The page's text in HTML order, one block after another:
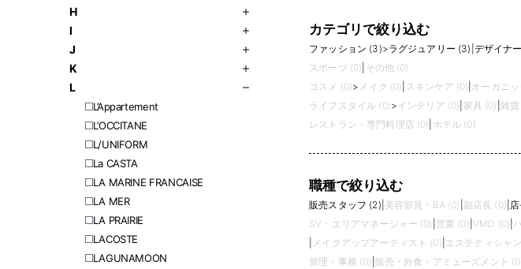
H
I
J
K
L
L’Appartement
L’OCCITANE
L/UNIFORM
La CASTA
LA MARINE FRANCAISE
LA MER
LA PRAIRIE
LACOSTE
LAGUNAMOON
カテゴリで絞り込む
ファッション (3)>ラグジュアリー (3) デザイナ
スポーツ (0) その他 (0)
コスメ (0)> メイク (0) スキンケア (0) オーガニ
ライフスタイル (0)> インテリア (0) 家具 (0) 雑
レストラン・専門料理店 (0) ホテル (0)
職種で絞り込む
販売スタッフ (2) 美容部員・BA (0) 副店長 (0)
SV・エリアマネージャー (0) 営業 (0) VMD (0)
メイクアップアーティスト (0) エステティシャ
管理・事務 (0) 販売・外食・アミューズメント